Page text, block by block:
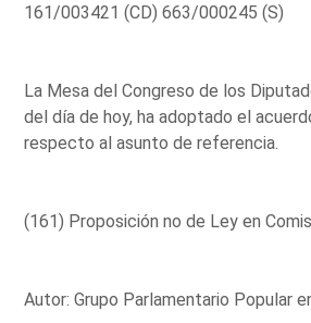
161/003421 (CD) 663/000245 (S)
La Mesa del Congreso de los
del día de hoy, ha adoptado el
respecto al asunto de referencia.
(161) Proposición no de Ley en
Autor: Grupo Parlamentario Popular